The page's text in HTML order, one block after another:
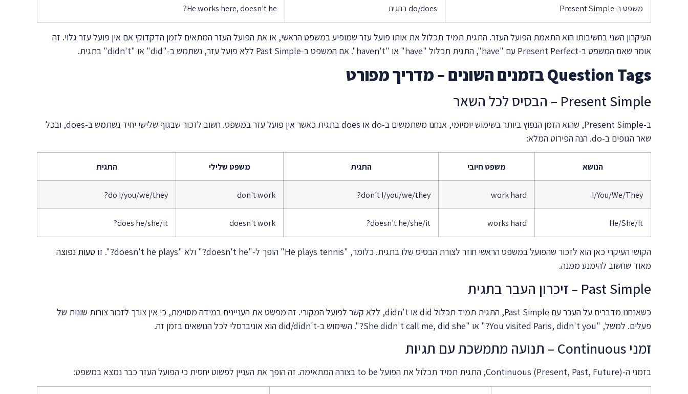
משפט ב-Present Simple do/does בתגית He works here, doesn't he?
העיקרון השני בחשיבותו הוא התאמת הפועל העזר. התגית תמיד תכלול את אותו פועל עזר שמופיע במשפט הראשי, או את הפועל העזר המתאים לזמן הדקדוקי אם אין פועל עזר גלוי. זה
אומר שאם המשפט ב-Present Perfect עם "have", התגית תכלול "have" או "haven't". אם המשפט ב-Past Simple ללא פועל עזר, נשתמש ב-"did" או "didn't" בתגית.
Question Tags בזמנים השונים – מדריך מפורט
Present Simple – הבסיס לכל השאר
ב-Present Simple, שהוא הזמן הנפוץ ביותר בשימוש יומיומי, אנחנו משתמשים ב-do או does בתגית כאשר אין פועל עזר במשפט. חשוב לזכור שבגוף שלישי יחיד נשתמש ב-does, ובכל
שאר הגופים ב-do. הנה הפירוט המלא:
הנושא משפט חיובי התגית משפט שלילי התגית
I/You/We/They
work hard
don't I/you/we/they?
don't work
do I/you/we/they?
He/She/It
works hard
doesn't he/she/it?
doesn't work
does he/she/it?
הקושי העיקרי כאן הוא לזכור שהפועל במשפט הראשי חוזר לצורת הבסיס שלו בתגית. כלומר, "He plays tennis" הופך ל-"doesn't he?" ולא "doesn't he plays?". זו
טעות נפוצה
מאוד שחשוב להימנע ממנה.
Past Simple – זיכרון העבר בתגית
כשאנחנו מדברים על העבר עם Past Simple, התגית תמיד תכלול did או didn't, ללא קשר לפועל המקורי. זה מפשט את העניינים במידה מסוימת, כי אין צורך לזכור צורות שונות של
פעלים. למשל, "You visited Paris, didn't you?" או "She didn't call me, did she?". השימוש ב-did/didn't הוא אוניברסלי לכל הנושאים בזמן זה.
זמני Continuous – תנועה מתמשכת עם תגיות
בזמני ה-Continuous (Present, Past, Future), התגית תמיד תכלול את הפועל to be בצורה המתאימה. זה הופך את העניין לפשוט יחסית כי הפועל העזר כבר נמצא במשפט: